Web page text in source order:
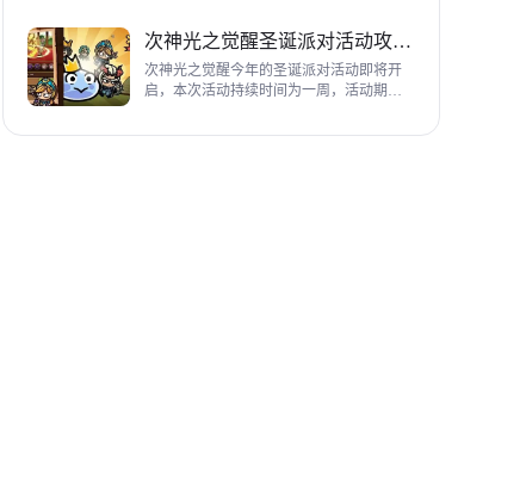
了解一下吧。
次神光之觉醒圣诞派对活动攻略指南
次神光之觉醒今年的圣诞派对活动即将开
启，本次活动持续时间为一周，活动期间
来提升活动等级领取对应奖励，下面为大